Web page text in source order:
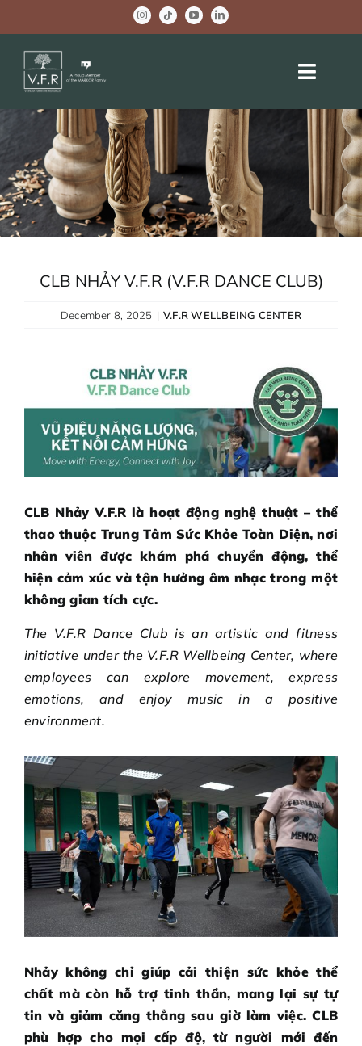
to
content
Toggle
ABOUT US
OEM PROJECTS
COMPANY NEWS
GOAL REWARDS
CLB NHẢY V.F.R (V.F.R DANCE CLUB)
December 8, 2025 | V.F.R WELLBEING CENTER
CLB Nhảy V.F.R là hoạt động nghệ thuật – thể
thao thuộc Trung Tâm Sức Khỏe Toàn Diện, nơi
nhân viên được khám phá chuyển động, thể
hiện cảm xúc và tận hưởng âm nhạc trong một
không gian tích cực.
The V.F.R Dance Club is an artistic and fitness
initiative under the V.F.R Wellbeing Center, where
employees can explore movement, express
emotions, and enjoy music in a positive
environment.
Nhảy không chỉ giúp cải thiện sức khỏe thể
chất mà còn hỗ trợ tinh thần, mang lại sự tự
tin và giảm căng thẳng sau giờ làm việc. CLB
phù hợp cho mọi cấp độ, từ người mới đến